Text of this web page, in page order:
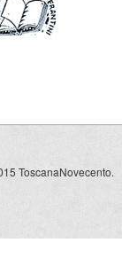
ToscanaNovecento.